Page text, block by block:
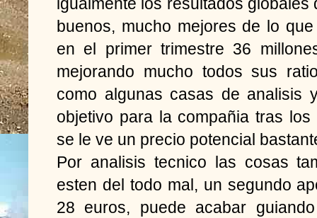
buenos, mucho mejores de lo
en el primer trimestre 36
mejorando mucho todos sus
como algunas casas de analisis
objetivo para la compañia tras
se le ve un precio potencial
Por analisis tecnico las cosas
esten del todo mal, un segundo
28 euros, puede acabar